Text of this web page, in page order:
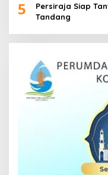
5
Persiraja Siap
Tandang